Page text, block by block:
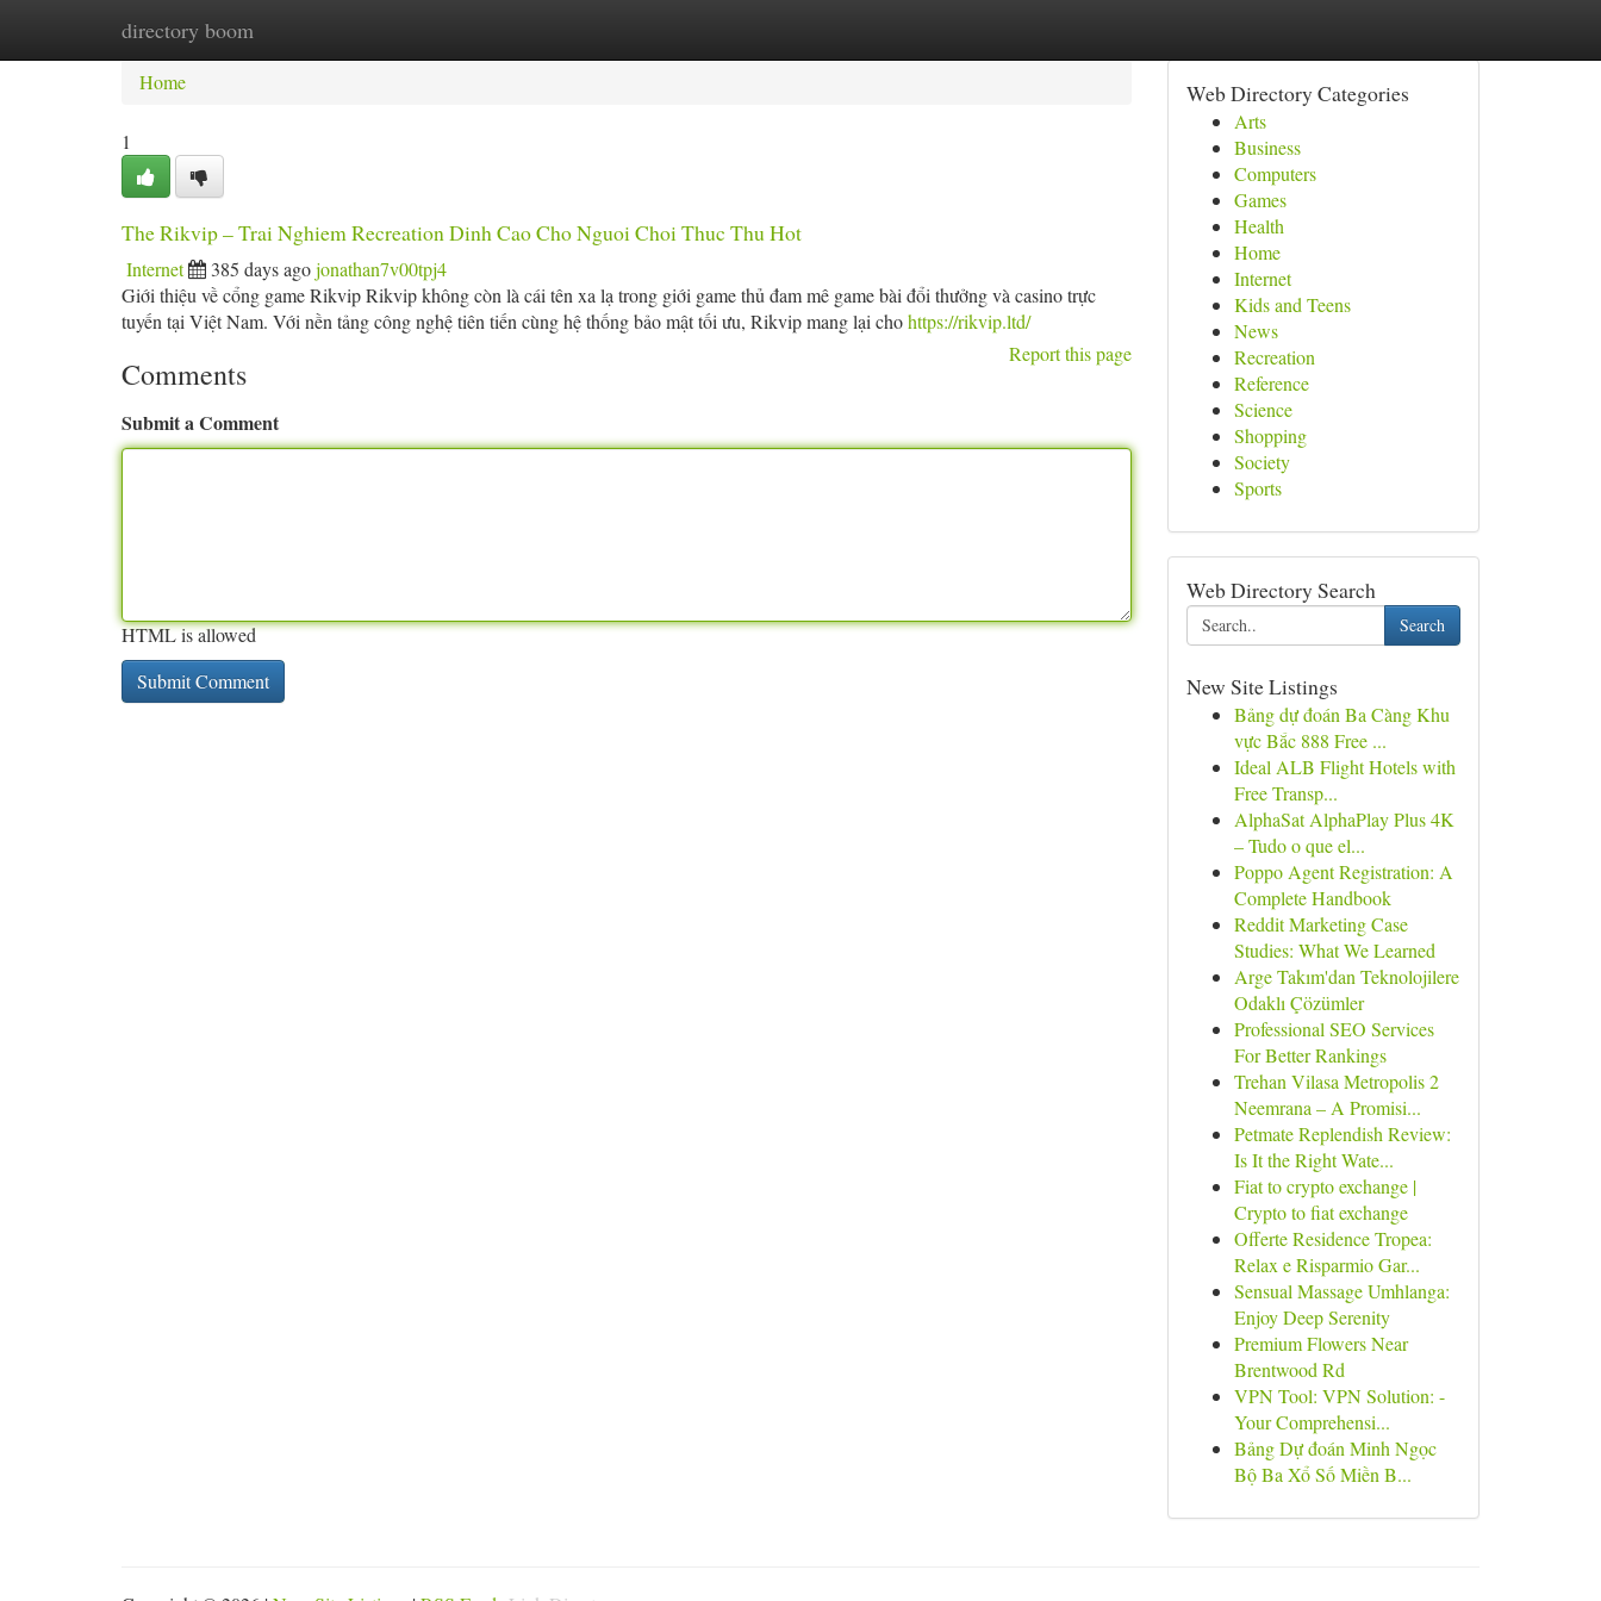
directory boom
Home New Site Listings
Home
1
The Rikvip – Trai Nghiem Recreation Dinh Cao Cho Nguoi Choi Thuc Thu Hot
Internet 385 days agojonathan7v00tpj4
Giới thiệu về cổng game Rikvip Rikvip không còn là cái tên xa lạ trong giới game thủ đam mê game bài đổi thưởng và casino trực
tuyến tại Việt Nam. Với nền tảng công nghệ tiên tiến cùng hệ thống bảo mật tối ưu, Rikvip mang lại chohttps://rikvip.ltd/
Report this page
Comments
Submit a Comment
HTML is allowed
Web Directory Categories
Arts
Business
Computers
Games
Health
Home
Internet
Kids and Teens
News
Recreation
Reference
Science
Shopping
Society
Sports
Web Directory Search
Search
New Site Listings
Bảng dự đoán Ba Càng Khu
vực Bắc 888 Free ...
Ideal ALB Flight Hotels with
Free Transp...
AlphaSat AlphaPlay Plus 4K
– Tudo o que el...
Poppo Agent Registration: A
Complete Handbook
Reddit Marketing Case
Studies: What We Learned
Arge Takım'dan Teknolojilere
Odaklı Çözümler
Professional SEO Services
For Better Rankings
Trehan Vilasa Metropolis 2
Neemrana – A Promisi...
Petmate Replendish Review:
Is It the Right Wate...
Fiat to crypto exchange |
Crypto to fiat exchange
Offerte Residence Tropea:
Relax e Risparmio Gar...
Sensual Massage Umhlanga:
Enjoy Deep Serenity
Premium Flowers Near
Brentwood Rd
VPN Tool: VPN Solution: -
Your Comprehensi...
Bảng Dự đoán Minh Ngọc
Bộ Ba Xổ Số Miền B...